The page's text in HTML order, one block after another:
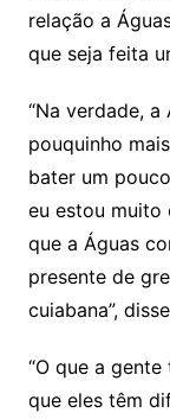
relação a
que seja feita
“Na verdade,
pouquinho
bater um
eu estou muito
que a Águas
presente de
cuiabana”,
“O que a
que eles têm